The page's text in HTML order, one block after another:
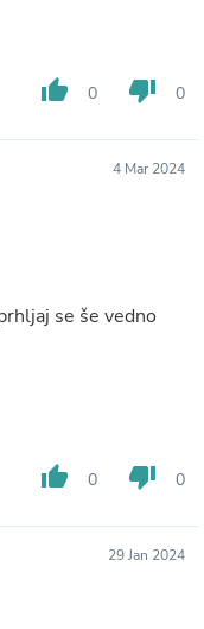
thumb_up 0 thumb_down 0
4 Mar 2024
se še vedno
thumb_up 0 thumb_down 0
29 Jan 2024